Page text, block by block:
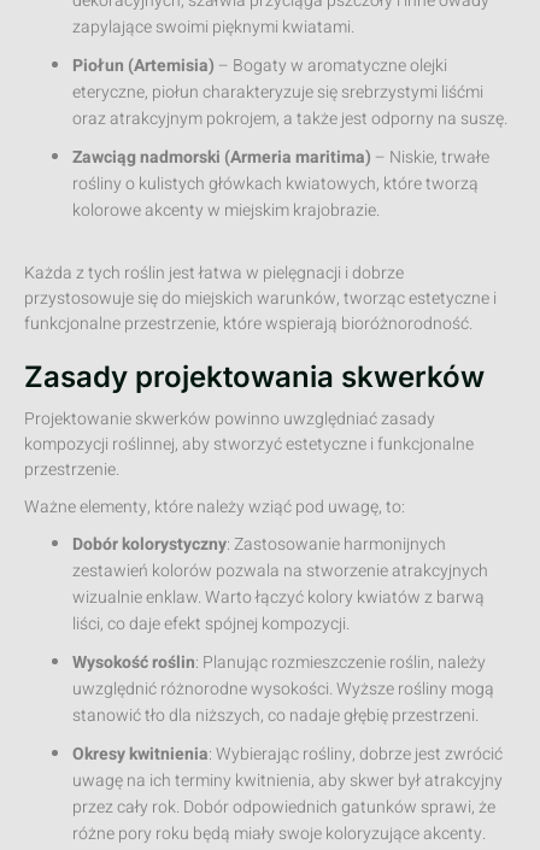
zapylające swoimi pięknymi kwiatami.
Piołun (Artemisia) – Bogaty w aromatyczne olejki
eteryczne, piołun charakteryzuje się srebrzystymi liśćmi
oraz atrakcyjnym pokrojem, a także jest odporny na suszę.
Zawciąg nadmorski (Armeria maritima) – Niskie, trwałe
rośliny o kulistych główkach kwiatowych, które tworzą
kolorowe akcenty w miejskim krajobrazie.
Każda z tych roślin jest łatwa w pielęgnacji i dobrze
przystosowuje się do miejskich warunków, tworząc estetyczne i
funkcjonalne przestrzenie, które wspierają bioróżnorodność.
Zasady projektowania skwerków
Projektowanie skwerków powinno uwzględniać zasady
kompozycji roślinnej, aby stworzyć estetyczne i funkcjonalne
przestrzenie.
Ważne elementy, które należy wziąć pod uwagę, to:
Dobór kolorystyczny: Zastosowanie harmonijnych
zestawień kolorów pozwala na stworzenie atrakcyjnych
wizualnie enklaw. Warto łączyć kolory kwiatów z barwą
liści, co daje efekt spójnej kompozycji.
Wysokość roślin: Planując rozmieszczenie roślin, należy
uwzględnić różnorodne wysokości. Wyższe rośliny mogą
stanowić tło dla niższych, co nadaje głębię przestrzeni.
Okresy kwitnienia: Wybierając rośliny, dobrze jest zwrócić
uwagę na ich terminy kwitnienia, aby skwer był atrakcyjny
przez cały rok. Dobór odpowiednich gatunków sprawi, że
różne pory roku będą miały swoje koloryzujące akcenty.